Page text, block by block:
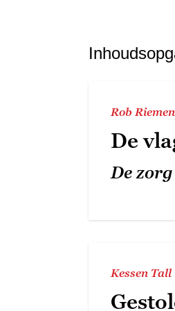
Rob Riemen
De
De
Kessen Tall